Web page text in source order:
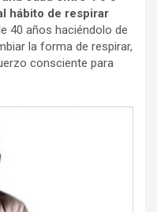
hábito de respirar
40 años haciéndolo de
la forma de respirar,
consciente para